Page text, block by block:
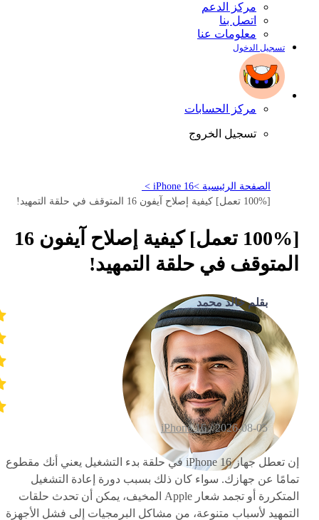
مركز الدعم
اتصل بنا
معلومات عنا
تسجيل الدخول
مركز الحسابات
تسجيل الخروج
الصفحة الرئيسية >iPhone 16 >
[100% تعمل] كيفية إصلاح آيفون 16 المتوقف في حلقة التمهيد!
[100% تعمل] كيفية إصلاح آيفون 16
المتوقف في حلقة التمهيد!
بقلم خالد محمد
2026-08-05 /
iPhone 16
إن تعطل جهاز iPhone 16 في حلقة بدء التشغيل يعني أنك مقطوع
تمامًا عن جهازك. سواء كان ذلك بسبب دورة إعادة التشغيل
المتكررة أو تجمد شعار Apple المخيف، يمكن أن تحدث حلقات
التمهيد لأسباب متنوعة، من مشاكل البرمجيات إلى فشل الأجهزة